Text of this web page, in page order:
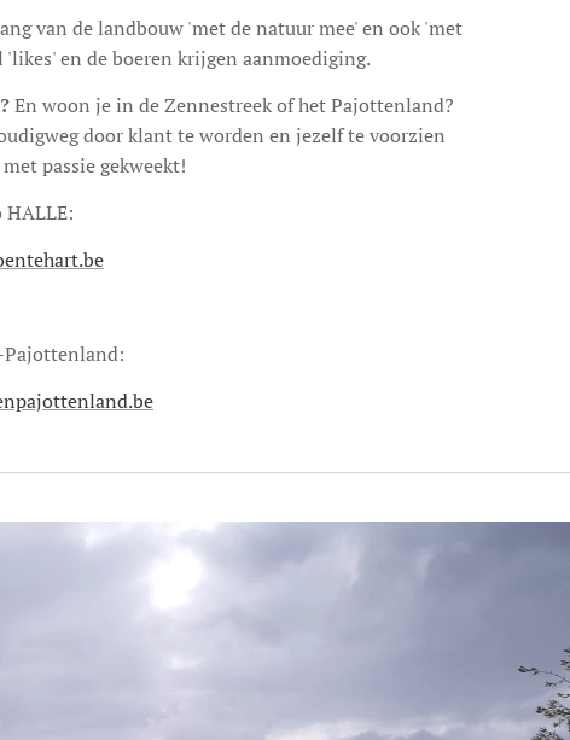
van de landbouw 'met de natuur mee' en ook 'met
en de boeren krijgen aanmoediging.
En woon je in de Zennestreek of het Pajottenland?
door klant te worden en jezelf te voorzien
passie gekweekt!
HALLE:
Pajottenland: